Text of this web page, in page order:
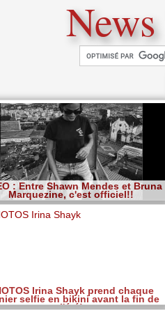
: Entre Shawn Mendes et Bruna
Marquezine, c'est officiel!!
Irina Shayk prend chaque
selfie en bikini avant la fin de
l'été!